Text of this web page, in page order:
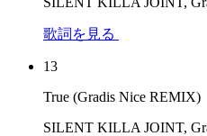
歌詞を見る
13
True (Gradis Nice REMIX)
SILENT KILLA JOINT,